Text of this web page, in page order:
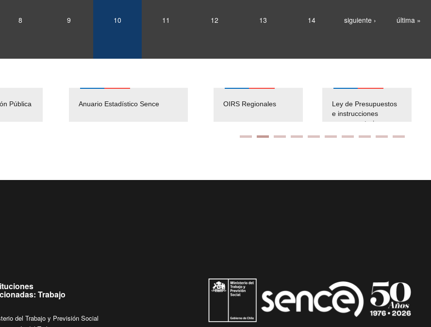
8 9 10 11 12 13 14 siguiente › última »
Pública Anuario Estadístico Sence
Empleos Públicos
Solicitud Audiencias y
OIRS Regionales
Ley de Presupuestos
e instrucciones
presuspuetarias
Trabajo
del Trabajo y Previsión Social